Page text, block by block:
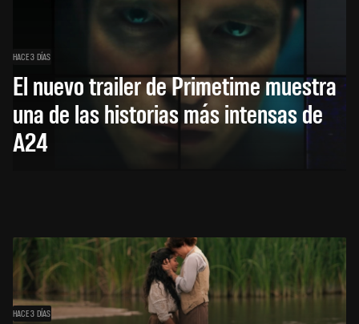
HACE 3 DÍAS
El nuevo trailer de Primetime muestra
una de las historias más intensas de
A24
HACE 3 DÍAS